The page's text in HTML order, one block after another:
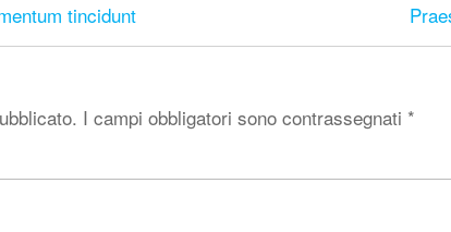
tincidunt
I campi obbligatori sono contrassegnati *